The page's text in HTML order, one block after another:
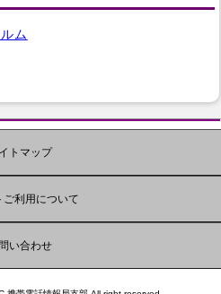
ム
トマップ
ご利用について
い合わせ